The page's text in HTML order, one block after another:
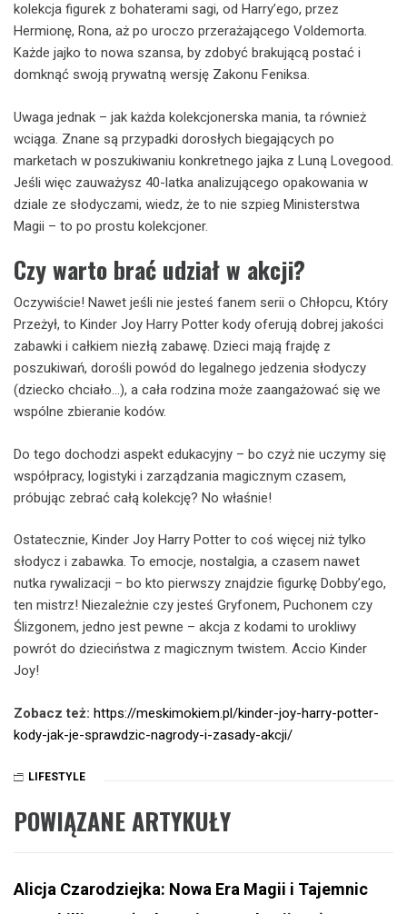
kolekcja figurek z bohaterami sagi, od Harry’ego, przez
Hermionę, Rona, aż po uroczo przerażającego Voldemorta.
Każde jajko to nowa szansa, by zdobyć brakującą postać i
domknąć swoją prywatną wersję Zakonu Feniksa.
Uwaga jednak – jak każda kolekcjonerska mania, ta również
wciąga. Znane są przypadki dorosłych biegających po
marketach w poszukiwaniu konkretnego jajka z Luną Lovegood.
Jeśli więc zauważysz 40-latka analizującego opakowania w
dziale ze słodyczami, wiedz, że to nie szpieg Ministerstwa
Magii – to po prostu kolekcjoner.
Czy warto brać udział w akcji?
Oczywiście! Nawet jeśli nie jesteś fanem serii o Chłopcu, Który
Przeżył, to Kinder Joy Harry Potter kody oferują dobrej jakości
zabawki i całkiem niezłą zabawę. Dzieci mają frajdę z
poszukiwań, dorośli powód do legalnego jedzenia słodyczy
(dziecko chciało…), a cała rodzina może zaangażować się we
wspólne zbieranie kodów.
Do tego dochodzi aspekt edukacyjny – bo czyż nie uczymy się
współpracy, logistyki i zarządzania magicznym czasem,
próbując zebrać całą kolekcję? No właśnie!
Ostatecznie, Kinder Joy Harry Potter to coś więcej niż tylko
słodycz i zabawka. To emocje, nostalgia, a czasem nawet
nutka rywalizacji – bo kto pierwszy znajdzie figurkę Dobby’ego,
ten mistrz! Niezależnie czy jesteś Gryfonem, Puchonem czy
Ślizgonem, jedno jest pewne – akcja z kodami to urokliwy
powrót do dzieciństwa z magicznym twistem. Accio Kinder
Joy!
Zobacz też: https://meskimokiem.pl/kinder-joy-harry-potter-
kody-jak-je-sprawdzic-nagrody-i-zasady-akcji/
LIFESTYLE
POWIĄZANE ARTYKUŁY
Alicja Czarodziejka: Nowa Era Magii i Tajemnic